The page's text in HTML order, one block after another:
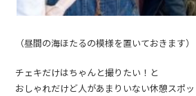
（昼間の海ほたるの模様を置いておきます）
チェキだけはちゃんと撮りたい！と
おしゃれだけど人があまりいない休憩スポ